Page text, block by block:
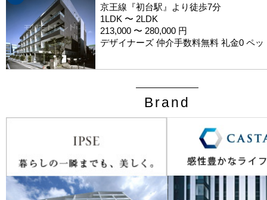
京王線『初台駅』より徒歩7分
1LDK 〜 2LDK
213,000 〜 280,000 円
デザイナーズ 仲介手数料無料 礼金0 ペッ
Brand